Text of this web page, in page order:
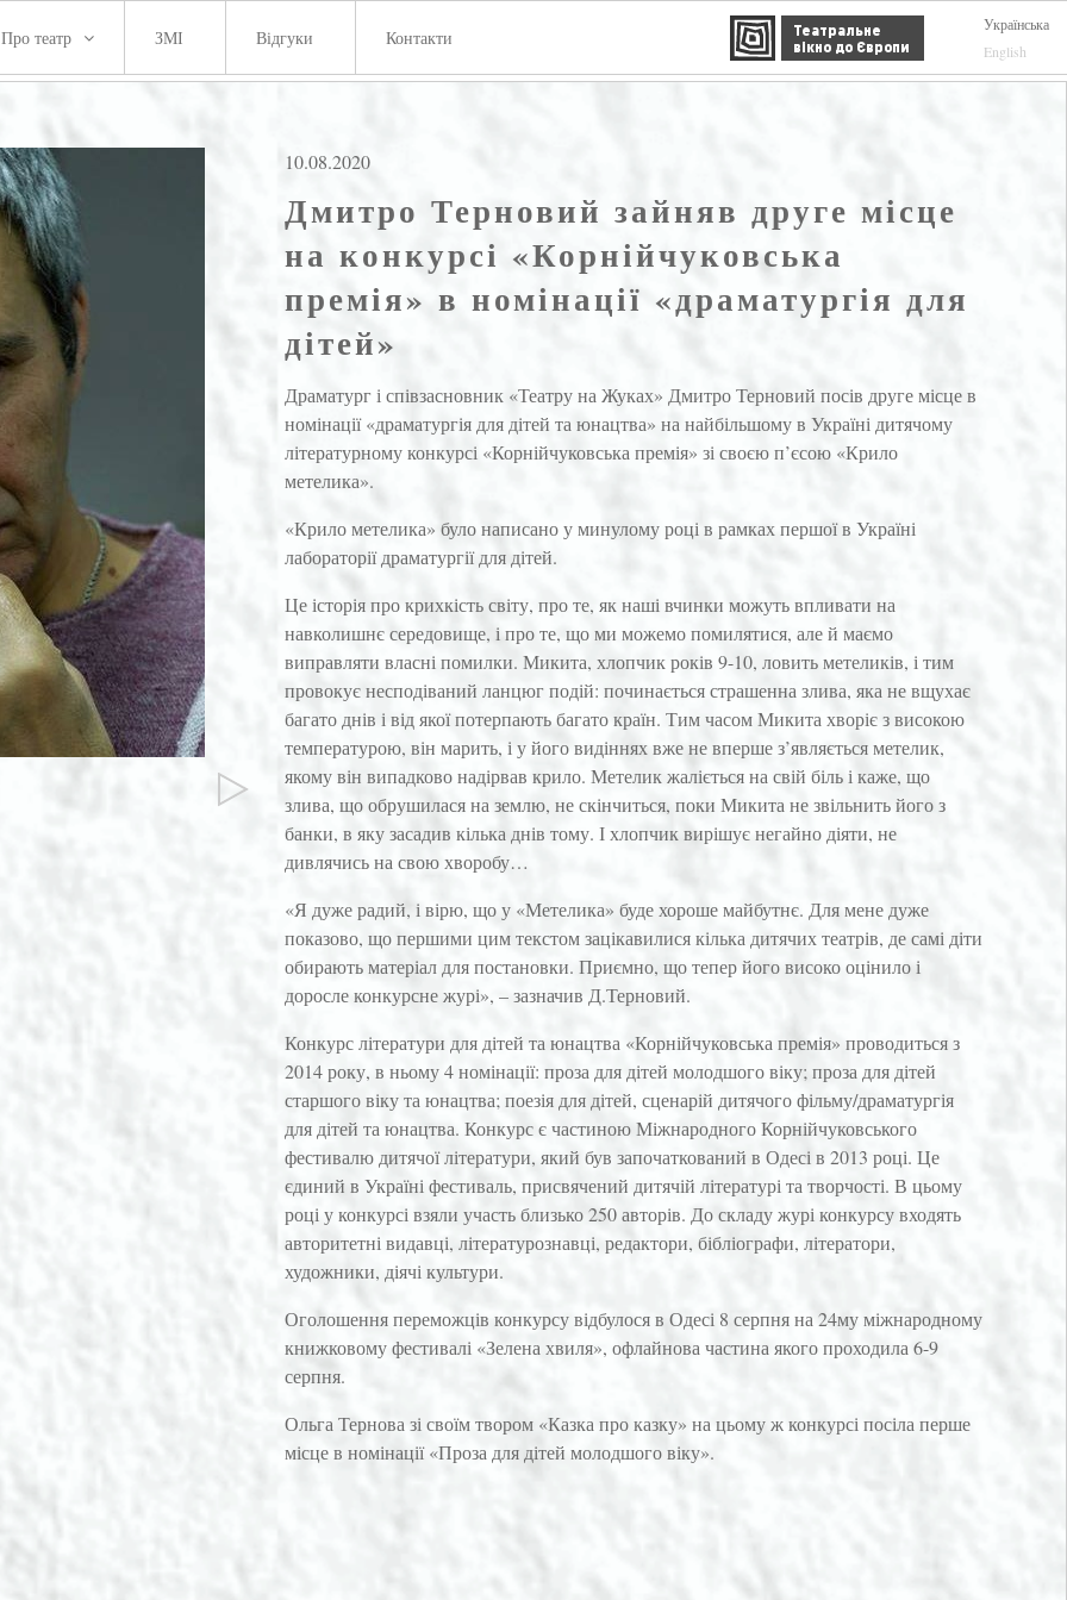
Українська
English
Про театр ЗМІ Відгуки Контакти
Театральне
вікно до Європи
10.08.2020
Дмитро Терновий зайняв друге місце
на конкурсі «Корнійчуковська
премія» в номінації «драматургія для
дітей»
Драматург і співзасновник «Театру на Жуках» Дмитро Терновий посів друге місце в
номінації «драматургія для дітей та юнацтва» на найбільшому в Україні дитячому
літературному конкурсі «Корнійчуковська премія» зі своєю п’єсою «Крило
метелика».
«Крило метелика» було написано у минулому році в рамках першої в Україні
лабораторії драматургії для дітей.
Це історія про крихкість світу, про те, як наші вчинки можуть впливати на
навколишнє середовище, і про те, що ми можемо помилятися, але й маємо
виправляти власні помилки. Микита, хлопчик років 9-10, ловить метеликів, і тим
провокує несподіваний ланцюг подій: починається страшенна злива, яка не вщухає
багато днів і від якої потерпають багато країн. Тим часом Микита хворіє з високою
температурою, він марить, і у його видіннях вже не вперше з’являється метелик,
якому він випадково надірвав крило. Метелик жаліється на свій біль і каже, що
злива, що обрушилася на землю, не скінчиться, поки Микита не звільнить його з
банки, в яку засадив кілька днів тому. І хлопчик вирішує негайно діяти, не
дивлячись на свою хворобу…
«Я дуже радий, і вірю, що у «Метелика» буде хороше майбутнє. Для мене дуже
показово, що першими цим текстом зацікавилися кілька дитячих театрів, де самі діти
обирають матеріал для постановки. Приємно, що тепер його високо оцінило і
доросле конкурсне журі», – зазначив Д.Терновий.
Конкурс літератури для дітей та юнацтва «Корнійчуковська премія» проводиться з
2014 року, в ньому 4 номінації: проза для дітей молодшого віку; проза для дітей
старшого віку та юнацтва; поезія для дітей, сценарій дитячого фільму/драматургія
для дітей та юнацтва. Конкурс є частиною Міжнародного Корнійчуковського
фестивалю дитячої літератури, який був започаткований в Одесі в 2013 році. Це
єдиний в Україні фестиваль, присвячений дитячій літературі та творчості. В цьому
році у конкурсі взяли участь близько 250 авторів. До складу журі конкурсу входять
авторитетні видавці, літературознавці, редактори, бібліографи, літератори,
художники, діячі культури.
Оголошення переможців конкурсу відбулося в Одесі 8 серпня на 24му міжнародному
книжковому фестивалі «Зелена хвиля», офлайнова частина якого проходила 6-9
серпня.
Ольга Тернова зі своїм твором «Казка про казку» на цьому ж конкурсі посіла перше
місце в номінації «Проза для дітей молодшого віку».